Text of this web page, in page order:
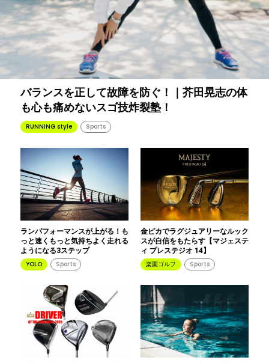
バランスを正して故障を防ぐ！｜芥田晃志の体
も心も痛めないスゴ技炸裂塾！
RUNNING style Sports
ランパフォーマンスが上がる！も
っと速くもっと気持ちよく走れる
ようになる3ステップ
YOLO Sports
金ピカでラグジュアリーなルック
スが自信をもたらす【マジェステ
ィ プレステジオ 14】
楽園ゴルフ Sports